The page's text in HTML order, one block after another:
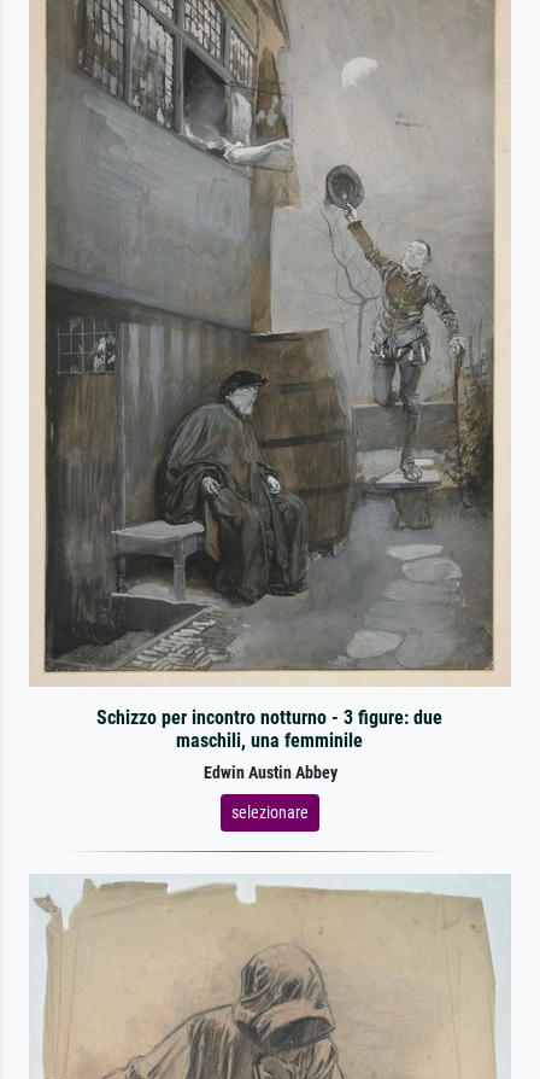
Schizzo per incontro notturno - 3 figure: due
maschili, una femminile
Edwin Austin Abbey
selezionare